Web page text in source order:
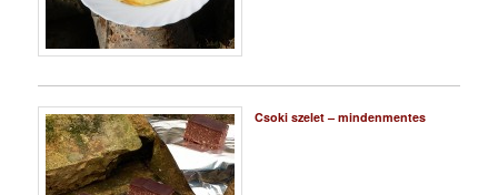
Csoki szelet – mindenmentes